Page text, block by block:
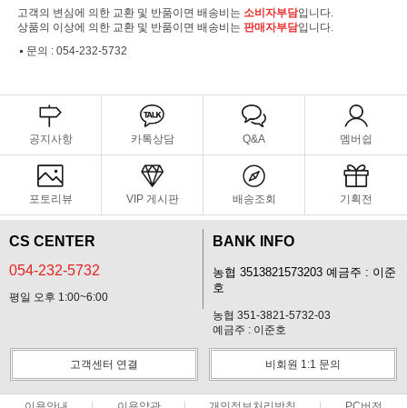
고객의 변심에 의한 교환 및 반품이면 배송비는 소비자부담입니다.
상품의 이상에 의한 교환 및 반품이면 배송비는 판매자부담입니다.
문의 : 054-232-5732
공지사항 카톡상담 Q&A 멤버쉽
포토리뷰 VIP 게시판 배송조회 기획전
CS CENTER
054-232-5732
평일 오후 1:00~6:00
BANK INFO
농협 3513821573203 예금주 : 이준
호
농협 351-3821-5732-03
예금주 : 이준호
고객센터 연결 비회원 1:1 문의